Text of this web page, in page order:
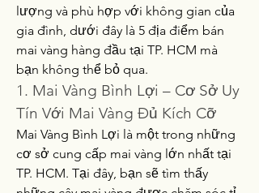
lượng và phù hợp với không gian của
gia đình, dưới đây là 5 địa điểm bán
mai vàng hàng đầu tại TP. HCM mà
bạn không thể bỏ qua.
1. Mai Vàng Bình Lợi – Cơ Sở Uy
Tín Với Mai Vàng Đủ Kích Cỡ
Mai Vàng Bình Lợi là một trong những
cơ sở cung cấp mai vàng lớn nhất tại
TP. HCM. Tại đây, bạn sẽ tìm thấy